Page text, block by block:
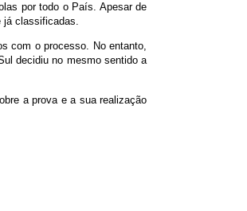
por todo o País. Apesar de
já classificadas.
com o processo. No entanto,
decidiu no mesmo sentido a
a prova e a sua realização